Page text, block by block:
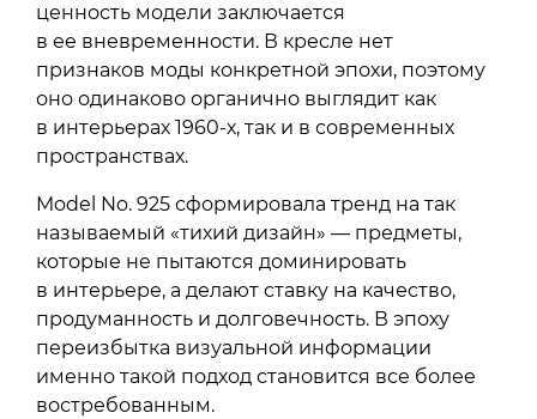
ценность модели заключается
в ее вневременности. В кресле нет
признаков моды конкретной эпохи, поэтому
оно одинаково органично выглядит как
в интерьерах 1960-х, так и в современных
пространствах.
Model No. 925 сформировала тренд на так
называемый «тихий дизайн» — предметы,
которые не пытаются доминировать
в интерьере, а делают ставку на качество,
продуманность и долговечность. В эпоху
переизбытка визуальной информации
именно такой подход становится все более
востребованным.